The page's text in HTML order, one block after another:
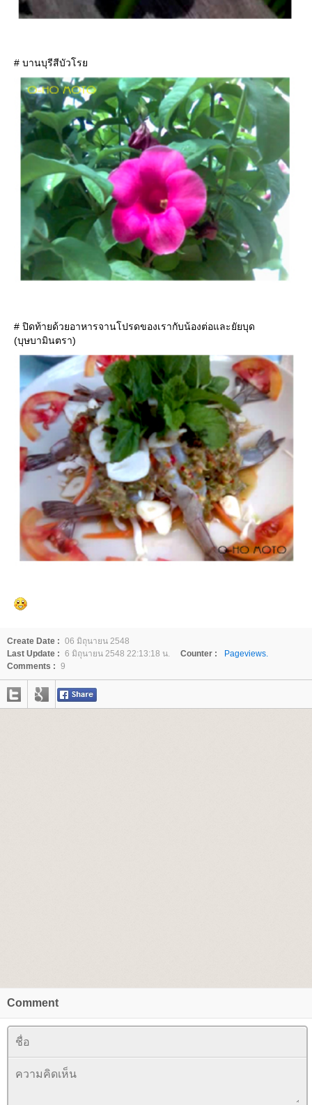
# บานบุรีสีบัวโร
# ปิดท้ายด้วยอาหารจานโปรดของเรากับน้องต่อและยัยบุด
(บุษบามินตรา)
Create Date : 06 มิถุนายน 2548
Last Update : 6 มิถุนายน 2548 22:13:18 น. Counter :
Pageviews.
Comments : 9
Comment